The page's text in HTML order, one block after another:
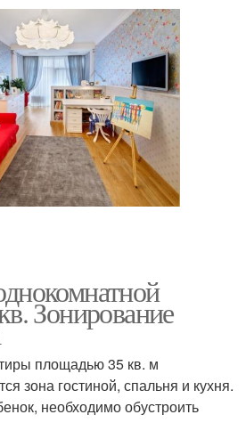
Зонирование
площадью 35 кв. м
зона гостиной, спальня и кухня.
необходимо обустроить